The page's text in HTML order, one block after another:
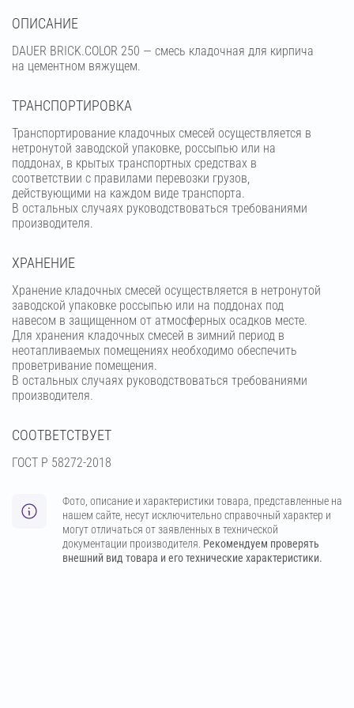
OПИСАНИЕ
DAUER BRICK.COLOR 250 — смесь кладочная для кирпича
на цементном вяжущем.
ТРАНСПОРТИРОВКА
Транспортирование кладочных смесей осуществляется в
нетронутой заводской упаковке, россыпью или на
поддонах, в крытых транспортных средствах в
соответствии с правилами перевозки грузов,
действующими на каждом виде транспорта.
В остальных случаях руководствоваться требованиями
производителя.
ХРАНЕНИЕ
Хранение кладочных смесей осуществляется в нетронутой
заводской упаковке россыпью или на поддонах под
навесом в защищенном от атмосферных осадков месте.
Для хранения кладочных смесей в зимний период в
неотапливаемых помещениях необходимо обеспечить
проветривание помещения.
В остальных случаях руководствоваться требованиями
производителя.
СООТВЕТСТВУЕТ
ГОСТ Р 58272-2018
Фото, описание и характеристики товара, представленные на
нашем сайте, несут исключительно справочный характер и
могут отличаться от заявленных в технической
документации производителя. Рекомендуем проверять
внешний вид товара и его технические характеристики.